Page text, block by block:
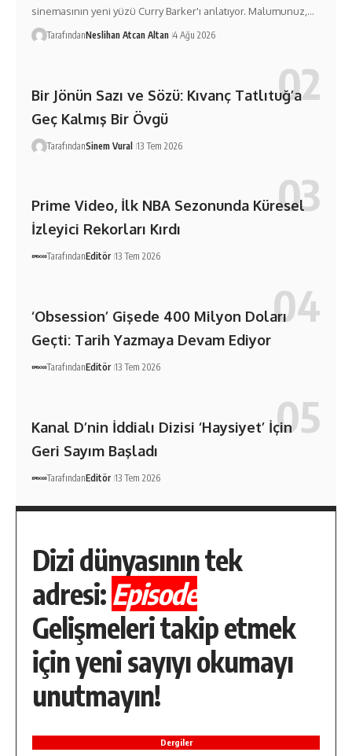
sinemasının yeni yüzü Curry Barker'ı anlatıyor. Malumunuz,…
TarafındanNeslihan Atcan Altan 4 Ağu 2026
Bir Jönün Sazı ve Sözü: Kıvanç Tatlıtuğ’a
Geç Kalmış Bir Övgü
TarafındanSinem Vural 13 Tem 2026
Prime Video, İlk NBA Sezonunda Küresel
İzleyici Rekorları Kırdı
TarafındanEditör 13 Tem 2026
‘Obsession’ Gişede 400 Milyon Doları
Geçti: Tarih Yazmaya Devam Ediyor
TarafındanEditör 13 Tem 2026
Kanal D’nin İddialı Dizisi ‘Haysiyet’ İçin
Geri Sayım Başladı
TarafındanEditör 13 Tem 2026
Dizi dünyasının tek
adresi: Episode
Gelişmeleri takip etmek
için yeni sayıyı okumayı
unutmayın!
Dergiler